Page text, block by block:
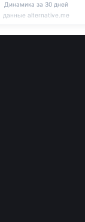
Динамика за 30 дней
данные alternative.me